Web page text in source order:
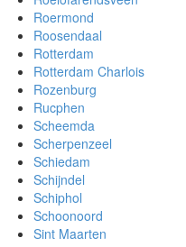
Roermond
Roosendaal
Rotterdam
Rotterdam Charlois
Rozenburg
Rucphen
Scheemda
Scherpenzeel
Schiedam
Schijndel
Schiphol
Schoonoord
Sint Maarten